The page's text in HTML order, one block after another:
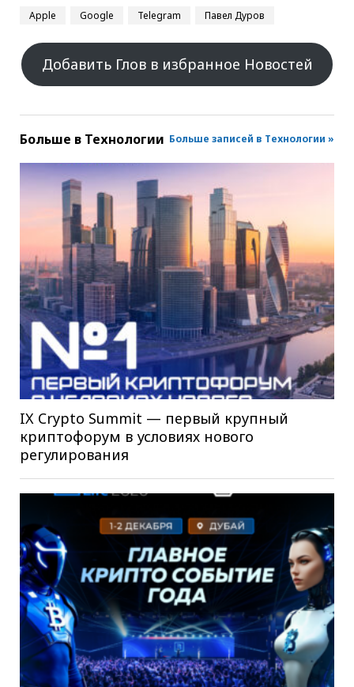
Apple Google Telegram Павел Дуров
Добавить Глов в избранное Новостей
Больше в Технологии Больше записей в Технологии »
IX Crypto Summit — первый крупный
криптофорум в условиях нового
регулирования